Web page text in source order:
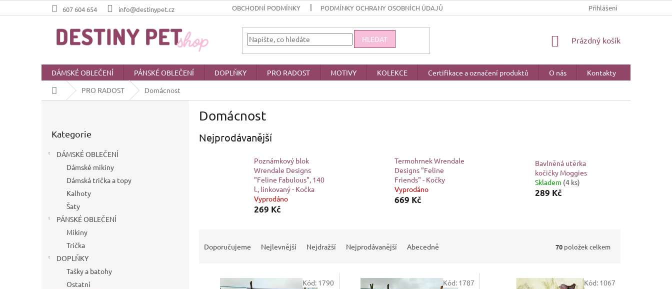
na
607 604 654 info@destinypet.cz OBCHODNÍ PODMÍNKY PODMÍNKY OCHRANY OSOBNÍCH ÚDAJŮ Přihlášení
HLEDAT
NÁKUPNÍ
Prázdný košík
DÁMSKÉ OBLEČENÍ PÁNSKÉ OBLEČENÍ DOPLŇKY PRO RADOST MOTIVY KOLEKCE Certifikace a označení produktů O nás
Kontakty
Domů
PRO RADOST Domácnost
kategorie
Kategorie
DÁMSKÉ OBLEČENÍ
Dámské mikiny
Dámská trička a topy
Kalhoty
Šaty
PÁNSKÉ OBLEČENÍ
Mikiny
Trička
DOPLŇKY
Tašky a batohy
Ostatní
Domácnost
Nejprodávanější
Poznámkový blok
Wrendale Designs
"Feline Fabulous", 140
l., linkovaný - Kočka
Vyprodáno
269 Kč
Termohrnek Wrendale
Designs "Feline
Friends" - Kočky
Vyprodáno
669 Kč
Bavlněná utěrka
kočičky Moggies
Skladem (4 ks)
289 Kč
Doporučujeme Nejlevnější Nejdražší Nejprodávanější Abecedně 70 položek celkem
Kód: 1790 Kód: 1787 Kód: 1067